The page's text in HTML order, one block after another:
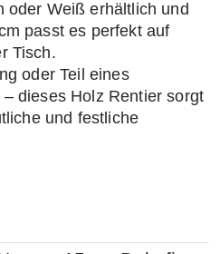
oder Weiß erhältlich und
passt es perfekt auf
Tisch.
oder Teil eines
– dieses Holz Rentier sorgt
und festliche